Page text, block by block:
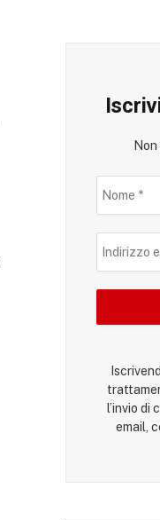
l’invio di
email,